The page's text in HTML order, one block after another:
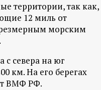
территории, так как,
12 миль от
морским
с севера на юг
км. На его берегах
ВМФ РФ.